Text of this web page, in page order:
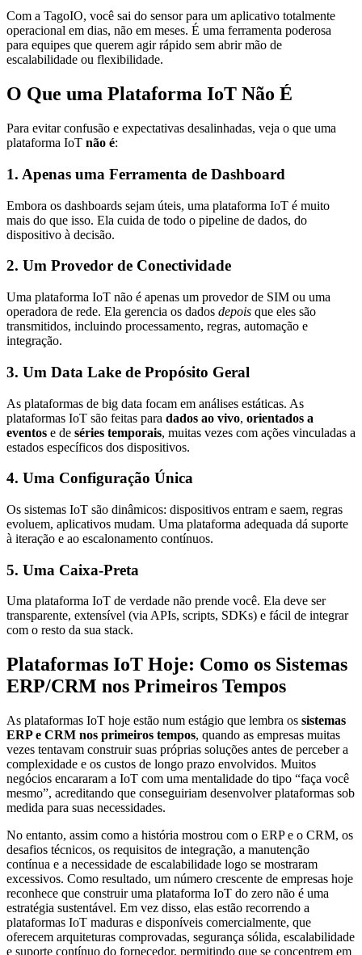
Com a TagoIO, você sai do sensor para um aplicativo totalmente
operacional em dias, não em meses. É uma ferramenta poderosa
para equipes que querem agir rápido sem abrir mão de
escalabilidade ou flexibilidade.
O Que uma Plataforma IoT Não É
Para evitar confusão e expectativas desalinhadas, veja o que uma
plataforma IoT não é:
1. Apenas uma Ferramenta de Dashboard
Embora os dashboards sejam úteis, uma plataforma IoT é muito
mais do que isso. Ela cuida de todo o pipeline de dados, do
dispositivo à decisão.
2. Um Provedor de Conectividade
Uma plataforma IoT não é apenas um provedor de SIM ou uma
operadora de rede. Ela gerencia os dados depois que eles são
transmitidos, incluindo processamento, regras, automação e
integração.
3. Um Data Lake de Propósito Geral
As plataformas de big data focam em análises estáticas. As
plataformas IoT são feitas para dados ao vivo, orientados a
eventos e de séries temporais, muitas vezes com ações vinculadas a
estados específicos dos dispositivos.
4. Uma Configuração Única
Os sistemas IoT são dinâmicos: dispositivos entram e saem, regras
evoluem, aplicativos mudam. Uma plataforma adequada dá suporte
à iteração e ao escalonamento contínuos.
5. Uma Caixa-Preta
Uma plataforma IoT de verdade não prende você. Ela deve ser
transparente, extensível (via APIs, scripts, SDKs) e fácil de integrar
com o resto da sua stack.
Plataformas IoT Hoje: Como os Sistemas
ERP/CRM nos Primeiros Tempos
As plataformas IoT hoje estão num estágio que lembra os sistemas
ERP e CRM nos primeiros tempos, quando as empresas muitas
vezes tentavam construir suas próprias soluções antes de perceber a
complexidade e os custos de longo prazo envolvidos. Muitos
negócios encararam a IoT com uma mentalidade do tipo “faça você
mesmo”, acreditando que conseguiriam desenvolver plataformas sob
medida para suas necessidades.
No entanto, assim como a história mostrou com o ERP e o CRM, os
desafios técnicos, os requisitos de integração, a manutenção
contínua e a necessidade de escalabilidade logo se mostraram
excessivos. Como resultado, um número crescente de empresas hoje
reconhece que construir uma plataforma IoT do zero não é uma
estratégia sustentável. Em vez disso, elas estão recorrendo a
plataformas IoT maduras e disponíveis comercialmente, que
oferecem arquiteturas comprovadas, segurança sólida, escalabilidade
e suporte contínuo do fornecedor, permitindo que se concentrem em